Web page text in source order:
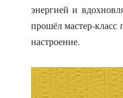
энергией и
прошёл
настроение.